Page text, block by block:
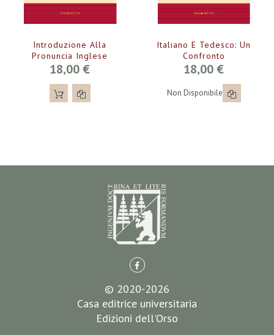
Introduzione Alla
Pronuncia Inglese
18,00 €
Italiano E Tedesco: Un
Confronto
18,00 €
Non Disponibile
© 2020-2026
Casa editrice universitaria
Edizioni dell'Orso